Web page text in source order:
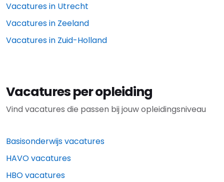
Vacatures in Utrecht
Vacatures in Zeeland
Vacatures in Zuid-Holland
Vacatures per opleiding
Vind vacatures die passen bij jouw opleidingsniveau
Basisonderwijs vacatures
HAVO vacatures
HBO vacatures